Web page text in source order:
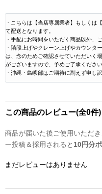
・こちらは【当店専属業者】もしくは
て配送となります。
・手配にお時間をいただく商品以外、
・階段上げやクレーン上げやカウンタ
は、念のためご確認させていただいく
がございますので、予めご了承ください
・沖縄・島嶼部はご期待に副えず申し
この商品のレビュー(全0件)
商品が届いた後ご使用いただき
ー投稿＆採用されると 10円分
まだレビューはありません